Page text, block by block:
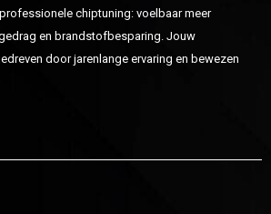
chiptuning: voelbaar meer
en brandstofbesparing. Jouw
door jarenlange ervaring en bewezen